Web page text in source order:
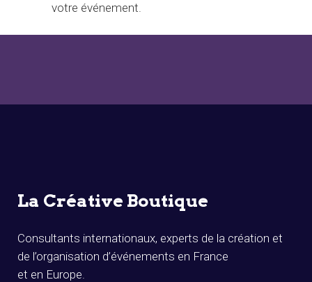
votre événement.
La Créative Boutique
Consultants internationaux, experts de la création et
de l’organisation d’événements en France
et en Europe.